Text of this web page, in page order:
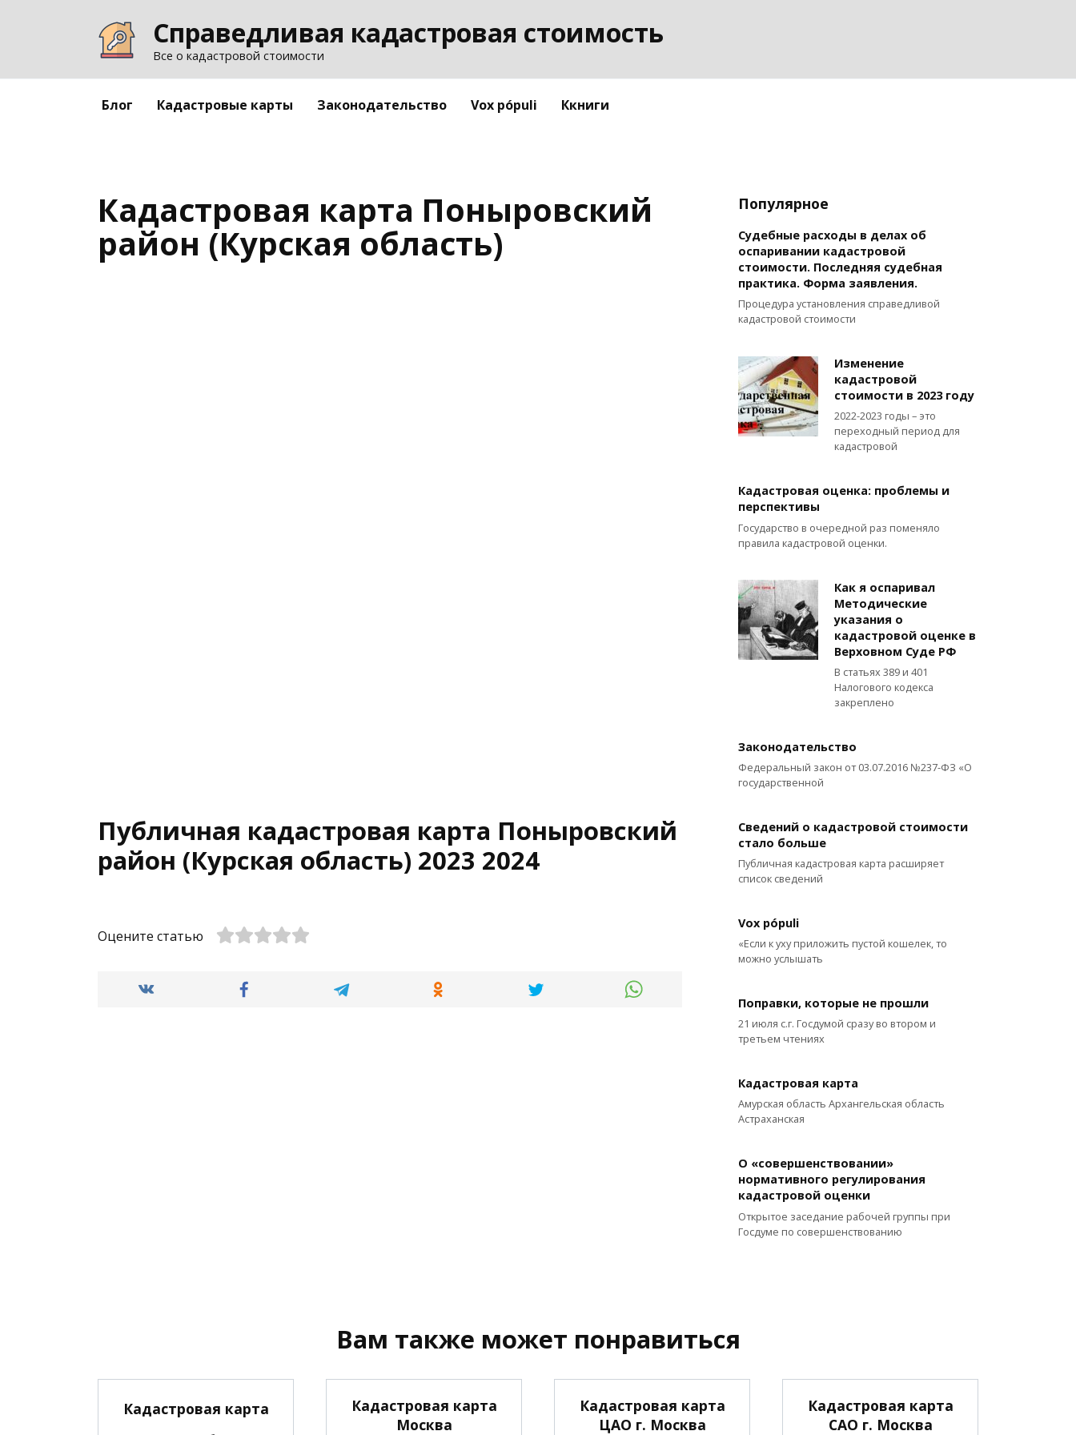
Справедливая кадастровая стоимость
Все о кадастровой стоимости
Блог Кадастровые карты Законодательство Vox pópuli Ккниги
Кадастровая карта Поныровский
район (Курская область)
Публичная кадастровая карта Поныровский
район (Курская область) 2023 2024
Оцените статью
Популярное
Судебные расходы в делах об
оспаривании кадастровой
стоимости. Последняя судебная
практика. Форма заявления.
Процедура установления справедливой
кадастровой стоимости
Изменение
кадастровой
стоимости в 2023 году
2022-2023 годы – это
переходный период для
кадастровой
Кадастровая оценка: проблемы и
перспективы
Государство в очередной раз поменяло
правила кадастровой оценки.
Как я оспаривал
Методические
указания о
кадастровой оценке в
Верховном Суде РФ
В статьях 389 и 401
Налогового кодекса
закреплено
Законодательство
Федеральный закон от 03.07.2016 №237-ФЗ «О
государственной
Сведений о кадастровой стоимости
стало больше
Публичная кадастровая карта расширяет
список сведений
Vox pópuli
«Если к уху приложить пустой кошелек, то
можно услышать
Поправки, которые не прошли
21 июля с.г. Госдумой сразу во втором и
третьем чтениях
Кадастровая карта
Амурская область Архангельская область
Астраханская
О «совершенствовании»
нормативного регулирования
кадастровой оценки
Открытое заседание рабочей группы при
Госдуме по совершенствованию
Вам также может понравиться
Кадастровая карта
Кадастровая карта
Москва
Кадастровая карта
ЦАО г. Москва
Кадастровая карта
САО г. Москва